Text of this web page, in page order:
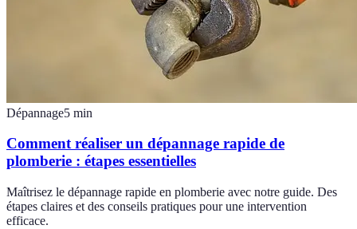
Dépannage5 min
Comment réaliser un dépannage rapide de
plomberie : étapes essentielles
Maîtrisez le dépannage rapide en plomberie avec notre guide. Des
étapes claires et des conseils pratiques pour une intervention
efficace.